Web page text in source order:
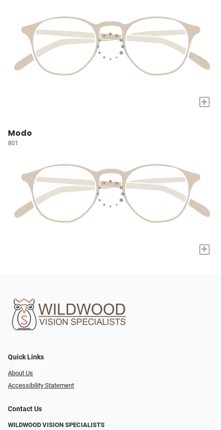
+
Modo
801
+
Quick Links
About Us
Accessibility Statement
Contact Us
WILDWOOD VISION SPECIALISTS